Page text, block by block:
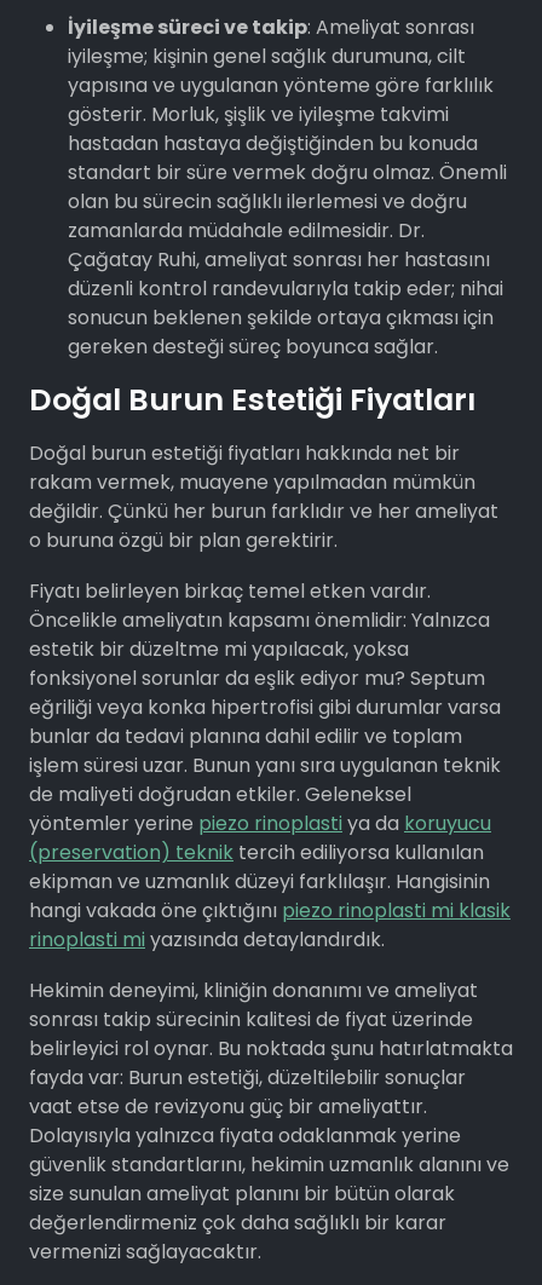
İyileşme süreci ve takip: Ameliyat sonrası
iyileşme; kişinin genel sağlık durumuna, cilt
yapısına ve uygulanan yönteme göre farklılık
gösterir. Morluk, şişlik ve iyileşme takvimi
hastadan hastaya değiştiğinden bu konuda
standart bir süre vermek doğru olmaz. Önemli
olan bu sürecin sağlıklı ilerlemesi ve doğru
zamanlarda müdahale edilmesidir. Dr.
Çağatay Ruhi, ameliyat sonrası her hastasını
düzenli kontrol randevularıyla takip eder; nihai
sonucun beklenen şekilde ortaya çıkması için
gereken desteği süreç boyunca sağlar.
Doğal Burun Estetiği Fiyatları
Doğal burun estetiği fiyatları hakkında net bir
rakam vermek, muayene yapılmadan mümkün
değildir. Çünkü her burun farklıdır ve her ameliyat
o buruna özgü bir plan gerektirir.
Fiyatı belirleyen birkaç temel etken vardır.
Öncelikle ameliyatın kapsamı önemlidir: Yalnızca
estetik bir düzeltme mi yapılacak, yoksa
fonksiyonel sorunlar da eşlik ediyor mu? Septum
eğriliği veya konka hipertrofisi gibi durumlar varsa
bunlar da tedavi planına dahil edilir ve toplam
işlem süresi uzar. Bunun yanı sıra uygulanan teknik
de maliyeti doğrudan etkiler. Geleneksel
yöntemler yerine piezo rinoplasti ya da koruyucu
(preservation) teknik tercih ediliyorsa kullanılan
ekipman ve uzmanlık düzeyi farklılaşır. Hangisinin
hangi vakada öne çıktığını piezo rinoplasti mi klasik
rinoplasti mi yazısında detaylandırdık.
Hekimin deneyimi, kliniğin donanımı ve ameliyat
sonrası takip sürecinin kalitesi de fiyat üzerinde
belirleyici rol oynar. Bu noktada şunu hatırlatmakta
fayda var: Burun estetiği, düzeltilebilir sonuçlar
vaat etse de revizyonu güç bir ameliyattır.
Dolayısıyla yalnızca fiyata odaklanmak yerine
güvenlik standartlarını, hekimin uzmanlık alanını ve
size sunulan ameliyat planını bir bütün olarak
değerlendirmeniz çok daha sağlıklı bir karar
vermenizi sağlayacaktır.